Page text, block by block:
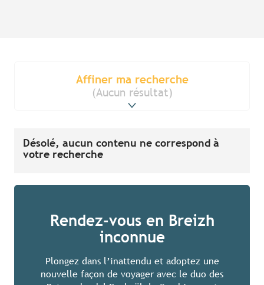
Affiner ma recherche
(Aucun résultat)
Désolé, aucun contenu ne correspond à
votre recherche
Rendez-vous en Breizh
inconnue
Plongez dans l’inattendu et adoptez une
nouvelle façon de voyager avec le duo des